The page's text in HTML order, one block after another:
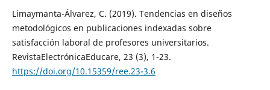
Limaymanta-Álvarez, C. (2019). Tendencias en diseños
metodológicos en publicaciones indexadas sobre
satisfacción laboral de profesores universitarios.
RevistaElectrónicaEducare, 23 (3), 1-23.
https://doi.org/10.15359/ree.23-3.6